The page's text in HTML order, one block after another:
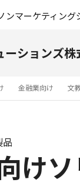
ンマーケティング
ーションズ株
金融業向け 文
け
品